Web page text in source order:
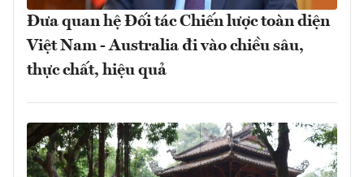
Đưa quan hệ Đối tác Chiến lược toàn diện
Việt Nam - Australia đi vào chiều sâu,
thực chất, hiệu quả